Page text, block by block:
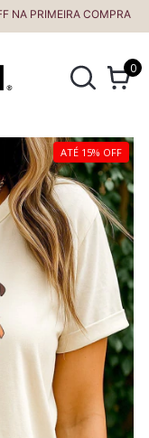
PRIMEIRA COMPRA
0
ATÉ 15% OFF